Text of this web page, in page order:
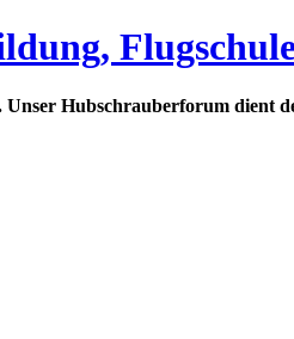
Hubschrauberforum dient